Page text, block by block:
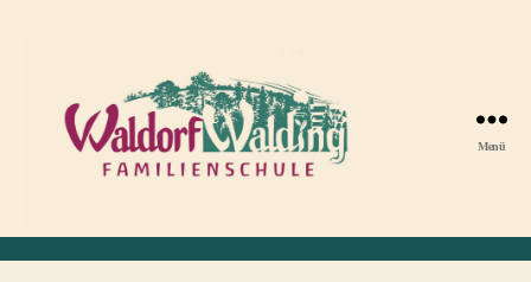
Waldorfschule
Walding
Menü